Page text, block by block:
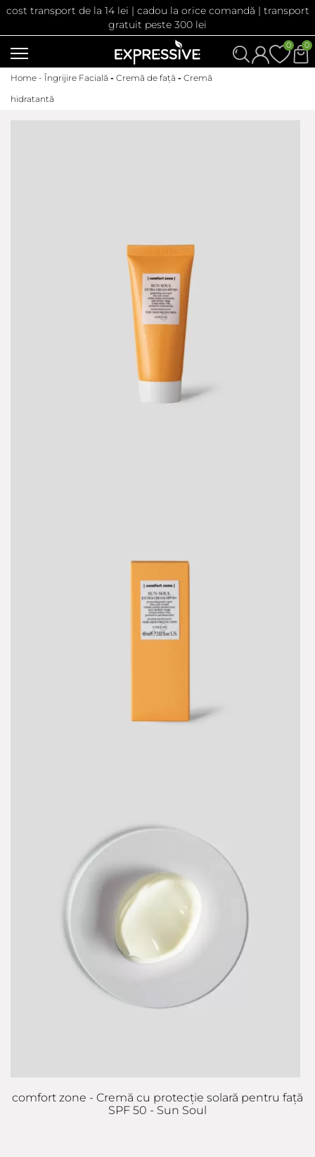
cost transport de la 14 lei | cadou la orice comandă | transport
gratuit peste 300 lei
0
0
Home - Îngrijire Facială - Cremă de față - Cremă
hidratantă
comfort zone - Cremă cu protecție solară pentru față
SPF 50 - Sun Soul